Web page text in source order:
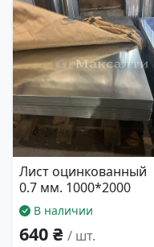
Лист оцинкованный
0.7 мм. 1000*2000
В наличии
640 ₴ / шт.